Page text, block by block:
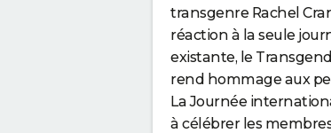
transgenre Rachel
réaction à la seule
existante, le
rend hommage aux
La Journée
à célébrer les